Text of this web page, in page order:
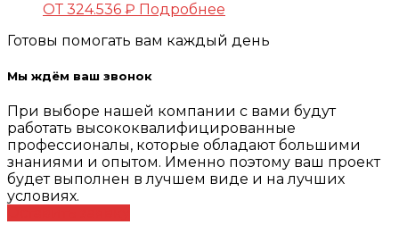
ОТ 324.536 ₽ Подробнее
Готовы помогать вам каждый день
Мы ждём ваш звонок
При выборе нашей компании с вами будут
работать высококвалифицированные
профессионалы, которые обладают большими
знаниями и опытом. Именно поэтому ваш проект
будет выполнен в лучшем виде и на лучших
условиях.